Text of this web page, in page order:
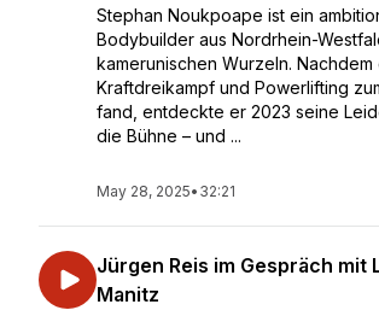
Stephan Noukpoape ist ein
Bodybuilder aus Nordrhein-
kamerunischen Wurzeln.
Kraftdreikampf und Powerlifting
fand, entdeckte er 2023 seine
die Bühne – und ...
May 28, 2025• 32:21
Jürgen Reis im Gespräch mit
Manitz